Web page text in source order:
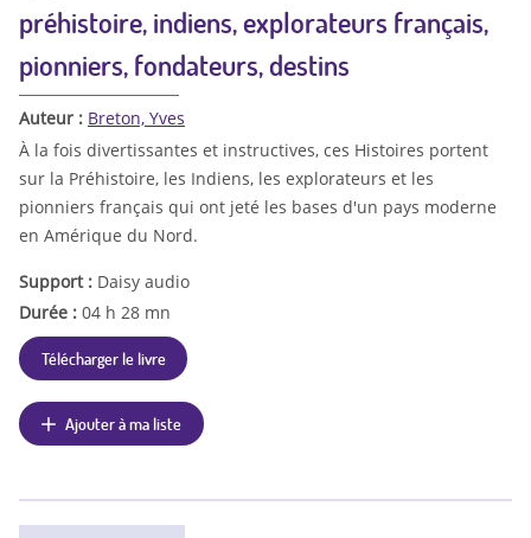
préhistoire, indiens, explorateurs français,
pionniers, fondateurs, destins
Auteur : Breton, Yves
À la fois divertissantes et instructives, ces Histoires portent
sur la Préhistoire, les Indiens, les explorateurs et les
pionniers français qui ont jeté les bases d'un pays moderne
en Amérique du Nord.
Support : Daisy audio
Durée : 04 h 28 mn
Télécharger le livre
Ajouter à ma liste